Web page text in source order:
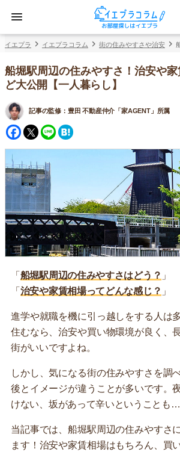
イエプラ イエプラコラム 街の住みやすさや治安
船堀駅周辺の住みやすさ！治安や
ど大公開【一人暮らし】
記事の監修： 豊田 不動産仲介「家AGENT」所属
Facebook
Twitter
Line
「 船堀駅周辺の住みやすさはどう？ 」
「 治安や家賃相場ってどんな感じ？ 」
進学や就職を機に引っ越しをする人は
住むなら、治安や買い物環境が良く、
街がいいですよね。
しかし、気になる街の住みやすさを調
後とイメージが違うことが多いです。
けない、坂があって辛いということも…
当記事では、船堀駅周辺の住みやすさ
ます！治安や家賃相場はもちろん、買